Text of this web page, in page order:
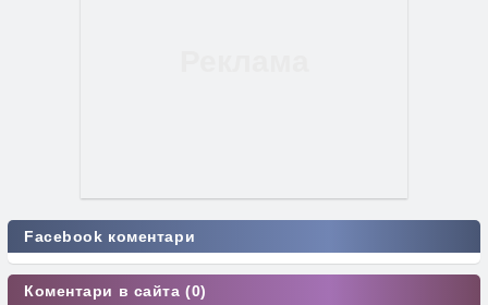
Facebook коментари
Коментари в сайта (0)